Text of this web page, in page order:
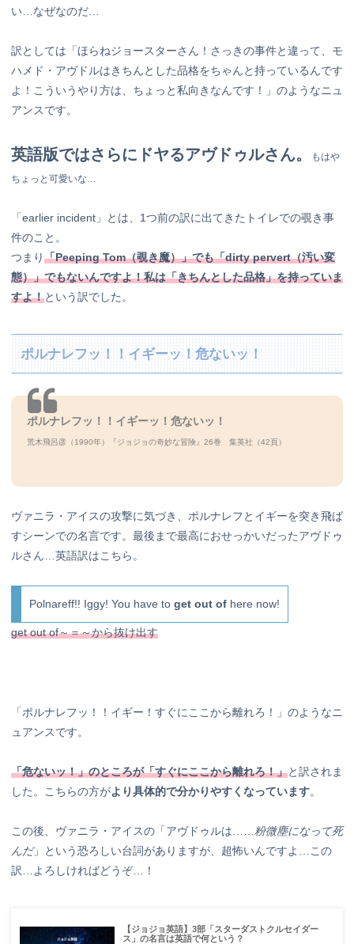
い…なぜなのだ…
訳としては「ほらねジョースターさん！さっきの事件と違って、モ
ハメド・アヴドルはきちんとした品格をちゃんと持っているんです
よ！こういうやり方は、ちょっと私向きなんです！」のようなニュ
アンスです。
英語版ではさらにドヤるアヴドゥルさん。
もはや
ちょっと可愛いな…
「earlier incident」とは、1つ前の訳に出てきたトイレでの覗き事
件のこと。
つまり「Peeping Tom（覗き魔）」でも「dirty pervert（汚い変
態）」でもないんですよ！私は「きちんとした品格」を持っていま
すよ！という訳でした。
ポルナレフッ！！イギーッ！危ないッ！
ポルナレフッ！！イギーッ！危ないッ！
荒木飛呂彦（1990年）『ジョジョの奇妙な冒険』26巻 集英社（42頁）
ヴァニラ・アイスの攻撃に気づき、ポルナレフとイギーを突き飛ば
すシーンでの名言です。最後まで最高におせっかいだったアヴドゥ
ルさん…英語訳はこちら。
Polnareff!! Iggy! You have to get out of here now!
get out of～＝～から抜け出す
「ポルナレフッ！！イギー！すぐにここから離れろ！」のようなニ
ュアンスです。
「危ないッ！」のところが「すぐにここから離れろ！」と訳されま
した。こちらの方がより具体的で分かりやすくなっています。
この後、ヴァニラ・アイスの「アヴドゥルは…… 粉微塵になって死
んだ」という恐ろしい台詞がありますが、超怖いんですよ…この
訳…よろしければどうぞ…！
【ジョジョ英語】3部「スターダストクルセイダー
ス」の名言は英語で何という？